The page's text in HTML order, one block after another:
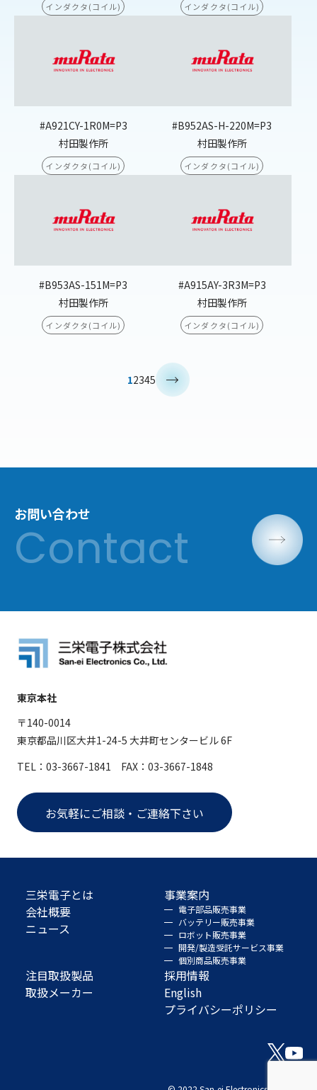
インダクタ(コイル) インダクタ(コイル)
#A921CY-1R0M=P3
村田製作所
インダクタ(コイル)
#B952AS-H-220M=P3
村田製作所
インダクタ(コイル)
#B953AS-151M=P3
村田製作所
インダクタ(コイル)
#A915AY-3R3M=P3
村田製作所
インダクタ(コイル)
12345
お問い合わせ
東京本社
〒140-0014
東京都品川区大井1-24-5 大井町センタービル 6F
TEL：03-3667-1841 FAX：03-3667-1848
お気軽にご相談・ご連絡下さい
三栄電子とは
会社概要
ニュース
事業案内
電子部品販売事業
バッテリー販売事業
ロボット販売事業
開発/製造受託サービス事業
個別商品販売事業
注目取扱製品
取扱メーカー
採用情報
English
プライバシーポリシー